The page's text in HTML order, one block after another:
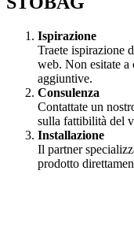
Ispirazione
Traete ispirazione
web. Non esitate a
aggiuntive.
Consulenza
Contattate un
sulla fattibilità del
Installazione
Il partner
prodotto